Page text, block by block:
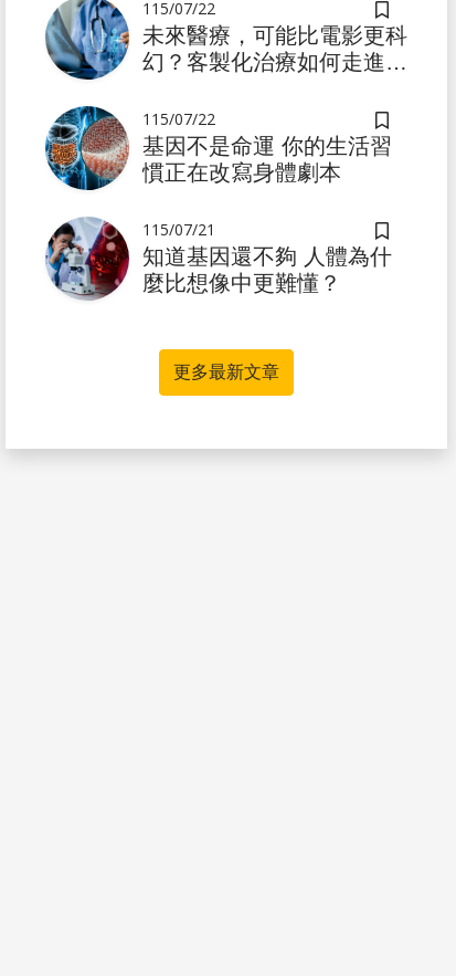
儲存書籤
115/07/22
未來醫療，可能比電影更科
幻？客製化治療如何走進真
儲存書籤
115/07/22
基因不是命運 你的生活習
慣正在改寫身體劇本
儲存書籤
115/07/21
知道基因還不夠 人體為什
麼比想像中更難懂？
更多最新文章